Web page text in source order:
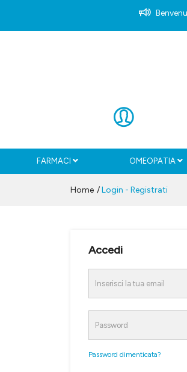
FARMACI OMEOPATIA
Home Login - Registrati
Accedi
Password dimenticata?